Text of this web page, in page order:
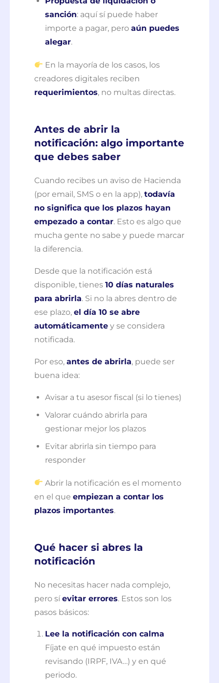
sanción: aquí sí puede haber
importe a pagar, pero aún puedes
alegar.
En la mayoría de los casos, los
creadores digitales reciben
requerimientos, no multas directas.
Antes de abrir la
notificación: algo importante
que debes saber
Cuando recibes un aviso de Hacienda
(por email, SMS o en la app), todavía
no significa que los plazos hayan
empezado a contar. Esto es algo que
mucha gente no sabe y puede marcar
la diferencia.
Desde que la notificación está
disponible, tienes 10 días naturales
para abrirla. Si no la abres dentro de
ese plazo, el día 10 se abre
automáticamente y se considera
notificada.
Por eso, antes de abrirla, puede ser
buena idea:
Avisar a tu asesor fiscal (si lo tienes)
Valorar cuándo abrirla para
gestionar mejor los plazos
Evitar abrirla sin tiempo para
responder
Abrir la notificación es el momento
en el que empiezan a contar los
plazos importantes.
Qué hacer si abres la
notificación
No necesitas hacer nada complejo,
pero síevitar errores. Estos son los
pasos básicos:
Lee la notificación con calma
Fíjate en qué impuesto están
revisando (IRPF, IVA…) y en qué
periodo.